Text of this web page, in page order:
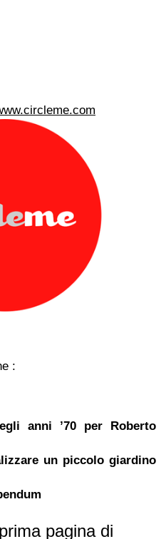
:
anni ’70 per Roberto
un piccolo giardino
pagina di